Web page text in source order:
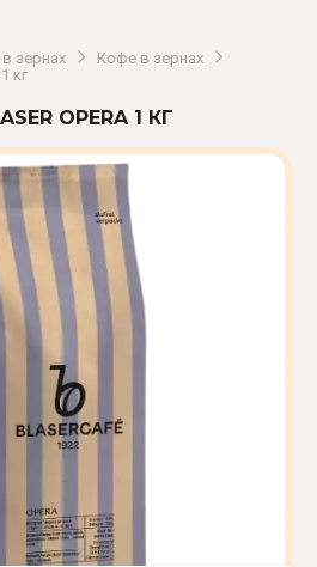
зернах
Кофе в зернах
кг
OPERA 1 КГ